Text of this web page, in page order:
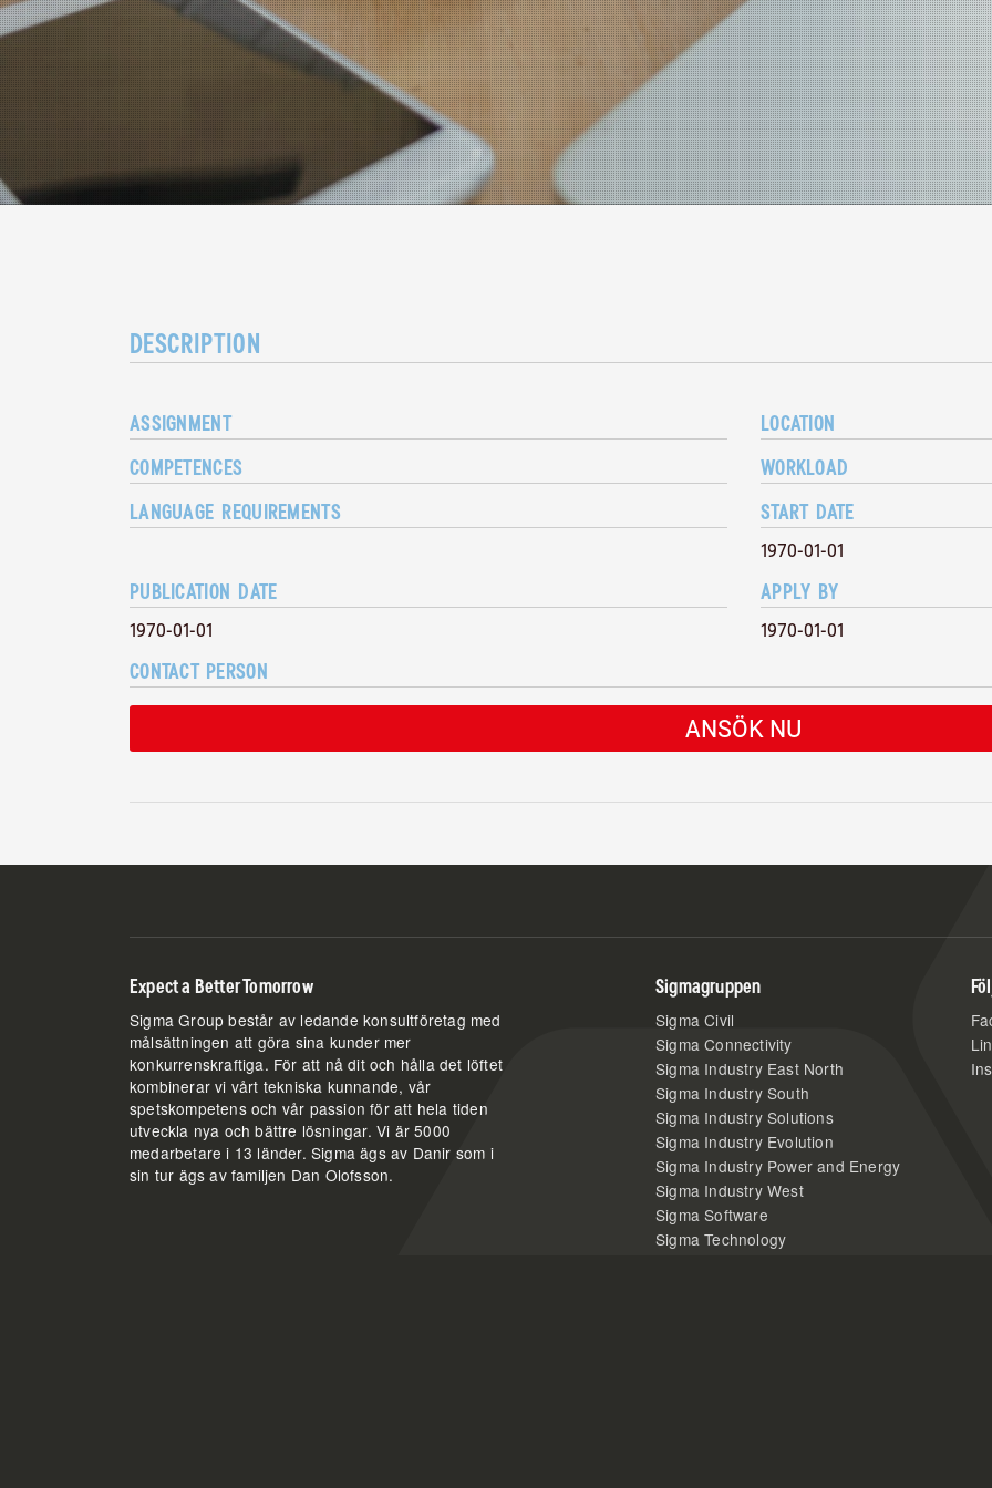
DESCRIPTION
ASSIGNMENT LOCATION
COMPETENCES WORKLOAD
LANGUAGE REQUIREMENTS START DATE
1970-01-01
PUBLICATION DATE
1970-01-01
APPLY BY
1970-01-01
CONTACT PERSON
ANSÖK NU
Expect a Better Tomorrow
Sigma Group består av ledande konsultföretag med
målsättningen att göra sina kunder mer
konkurrenskraftiga. För att nå dit och hålla det löftet
kombinerar vi vårt tekniska kunnande, vår
spetskompetens och vår passion för att hela tiden
utveckla nya och bättre lösningar. Vi är 5000
medarbetare i 13 länder. Sigma ägs av Danir som i
sin tur ägs av familjen Dan Olofsson.
Sigmagruppen
Sigma Civil
Sigma Connectivity
Sigma Industry East North
Sigma Industry South
Sigma Industry Solutions
Sigma Industry Evolution
Sigma Industry Power and Energy
Sigma Industry West
Sigma Software
Sigma Technology